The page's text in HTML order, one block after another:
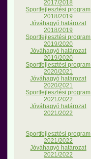
2017/2018
Sportfejlesztési program
2018/2019
Jóváhagyó határozat
2018/2019
Sportfejlesztési program
2019/2020
Jóváhagyó határozat
2019/2020
Sportfejlesztési program
2020/2021
Jóváhagyó határozat
2020/2021
Sportfejlesztési program
2021/2022
Jóváhagyó határozat
2021/2022
Sportfejlesztési program
2021/2022
Jóváhagyó határozat
2021/2022